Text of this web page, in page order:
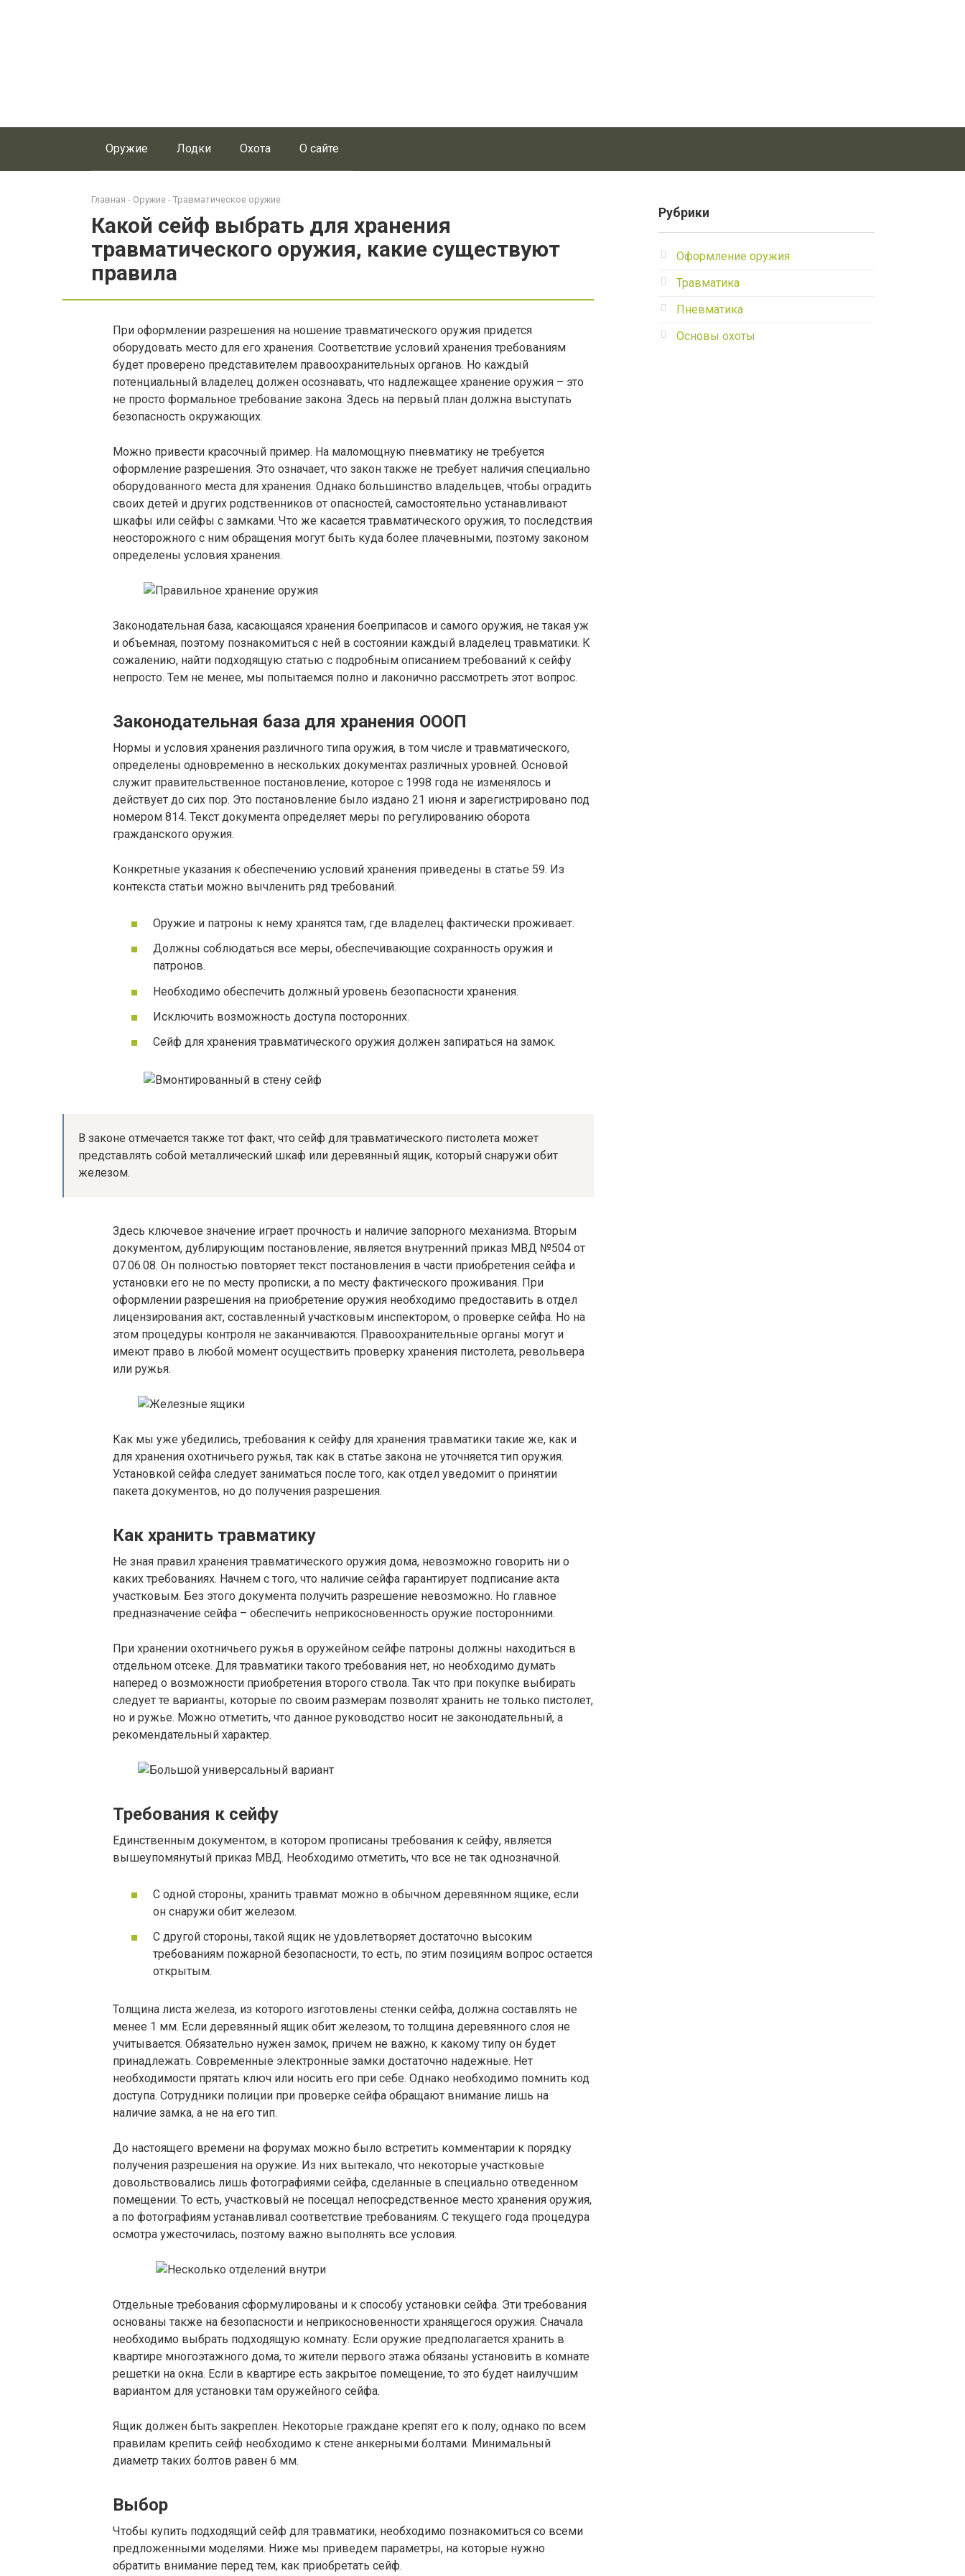
Оружие Лодки Охота О сайте
Главная - Оружие - Травматическое оружие
Какой сейф выбрать для хранения
травматического оружия, какие существуют
правила
При оформлении разрешения на ношение травматического оружия придется
оборудовать место для его хранения. Соответствие условий хранения требованиям
будет проверено представителем правоохранительных органов. Но каждый
потенциальный владелец должен осознавать, что надлежащее хранение оружия – это
не просто формальное требование закона. Здесь на первый план должна выступать
безопасность окружающих.
Можно привести красочный пример. На маломощную пневматику не требуется
оформление разрешения. Это означает, что закон также не требует наличия специально
оборудованного места для хранения. Однако большинство владельцев, чтобы оградить
своих детей и других родственников от опасностей, самостоятельно устанавливают
шкафы или сейфы с замками. Что же касается травматического оружия, то последствия
неосторожного с ним обращения могут быть куда более плачевными, поэтому законом
определены условия хранения.
Законодательная база, касающаяся хранения боеприпасов и самого оружия, не такая уж
и объемная, поэтому познакомиться с ней в состоянии каждый владелец травматики. К
сожалению, найти подходящую статью с подробным описанием требований к сейфу
непросто. Тем не менее, мы попытаемся полно и лаконично рассмотреть этот вопрос.
Законодательная база для хранения ОООП
Нормы и условия хранения различного типа оружия, в том числе и травматического,
определены одновременно в нескольких документах различных уровней. Основой
служит правительственное постановление, которое с 1998 года не изменялось и
действует до сих пор. Это постановление было издано 21 июня и зарегистрировано под
номером 814. Текст документа определяет меры по регулированию оборота
гражданского оружия.
Конкретные указания к обеспечению условий хранения приведены в статье 59. Из
контекста статьи можно вычленить ряд требований.
Оружие и патроны к нему хранятся там, где владелец фактически проживает.
Должны соблюдаться все меры, обеспечивающие сохранность оружия и
патронов.
Необходимо обеспечить должный уровень безопасности хранения.
Исключить возможность доступа посторонних.
Сейф для хранения травматического оружия должен запираться на замок.
В законе отмечается также тот факт, что сейф для травматического пистолета может
представлять собой металлический шкаф или деревянный ящик, который снаружи обит
железом.
Здесь ключевое значение играет прочность и наличие запорного механизма. Вторым
документом, дублирующим постановление, является внутренний приказ МВД №504 от
07.06.08. Он полностью повторяет текст постановления в части приобретения сейфа и
установки его не по месту прописки, а по месту фактического проживания. При
оформлении разрешения на приобретение оружия необходимо предоставить в отдел
лицензирования акт, составленный участковым инспектором, о проверке сейфа. Но на
этом процедуры контроля не заканчиваются. Правоохранительные органы могут и
имеют право в любой момент осуществить проверку хранения пистолета, револьвера
или ружья.
Как мы уже убедились, требования к сейфу для хранения травматики такие же, как и
для хранения охотничьего ружья, так как в статье закона не уточняется тип оружия.
Установкой сейфа следует заниматься после того, как отдел уведомит о принятии
пакета документов, но до получения разрешения.
Как хранить травматику
Не зная правил хранения травматического оружия дома, невозможно говорить ни о
каких требованиях. Начнем с того, что наличие сейфа гарантирует подписание акта
участковым. Без этого документа получить разрешение невозможно. Но главное
предназначение сейфа – обеспечить неприкосновенность оружие посторонними.
При хранении охотничьего ружья в оружейном сейфе патроны должны находиться в
отдельном отсеке. Для травматики такого требования нет, но необходимо думать
наперед о возможности приобретения второго ствола. Так что при покупке выбирать
следует те варианты, которые по своим размерам позволят хранить не только пистолет,
но и ружье. Можно отметить, что данное руководство носит не законодательный, а
рекомендательный характер.
Требования к сейфу
Единственным документом, в котором прописаны требования к сейфу, является
вышеупомянутый приказ МВД. Необходимо отметить, что все не так однозначной.
С одной стороны, хранить травмат можно в обычном деревянном ящике, если
он снаружи обит железом.
С другой стороны, такой ящик не удовлетворяет достаточно высоким
требованиям пожарной безопасности, то есть, по этим позициям вопрос остается
открытым.
Толщина листа железа, из которого изготовлены стенки сейфа, должна составлять не
менее 1 мм. Если деревянный ящик обит железом, то толщина деревянного слоя не
учитывается. Обязательно нужен замок, причем не важно, к какому типу он будет
принадлежать. Современные электронные замки достаточно надежные. Нет
необходимости прятать ключ или носить его при себе. Однако необходимо помнить код
доступа. Сотрудники полиции при проверке сейфа обращают внимание лишь на
наличие замка, а не на его тип.
До настоящего времени на форумах можно было встретить комментарии к порядку
получения разрешения на оружие. Из них вытекало, что некоторые участковые
довольствовались лишь фотографиями сейфа, сделанные в специально отведенном
помещении. То есть, участковый не посещал непосредственное место хранения оружия,
а по фотографиям устанавливал соответствие требованиям. С текущего года процедура
осмотра ужесточилась, поэтому важно выполнять все условия.
Отдельные требования сформулированы и к способу установки сейфа. Эти требования
основаны также на безопасности и неприкосновенности хранящегося оружия. Сначала
необходимо выбрать подходящую комнату. Если оружие предполагается хранить в
квартире многоэтажного дома, то жители первого этажа обязаны установить в комнате
решетки на окна. Если в квартире есть закрытое помещение, то это будет наилучшим
вариантом для установки там оружейного сейфа.
Ящик должен быть закреплен. Некоторые граждане крепят его к полу, однако по всем
правилам крепить сейф необходимо к стене анкерными болтами. Минимальный
диаметр таких болтов равен 6 мм.
Выбор
Чтобы купить подходящий сейф для травматики, необходимо познакомиться со всеми
предложенными моделями. Ниже мы приведем параметры, на которые нужно
обратить внимание перед тем, как приобретать сейф.
Рубрики
Оформление оружия
Травматика
Пневматика
Основы охоты